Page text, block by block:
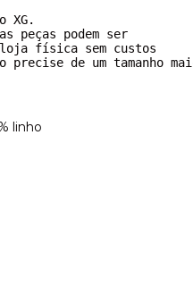
XG.
peças podem ser
loja física sem custos
precise de um tamanho
linho